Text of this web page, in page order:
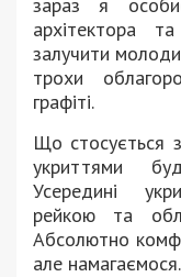
архітектора
залучити
трохи
графіті.
Що стосується
укриттями
Усередині
рейкою та
Абсолютно
але намагаємося.